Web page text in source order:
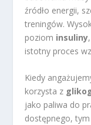
źródło energii,
treningów.
poziom insuliny
istotny proces
Kiedy
korzysta z
jako paliwa do
dostępnego,